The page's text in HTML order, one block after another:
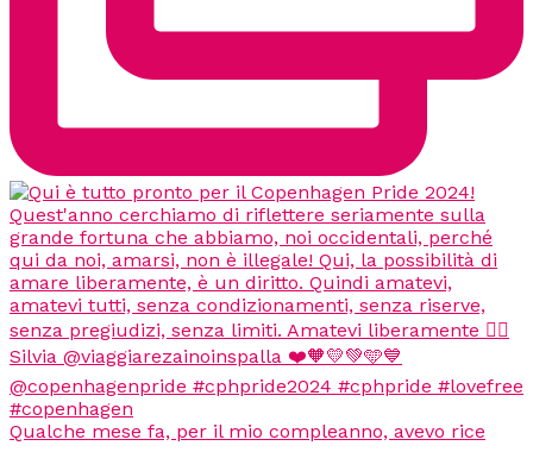
Qualche mese fa, per il mio compleanno, avevo rice